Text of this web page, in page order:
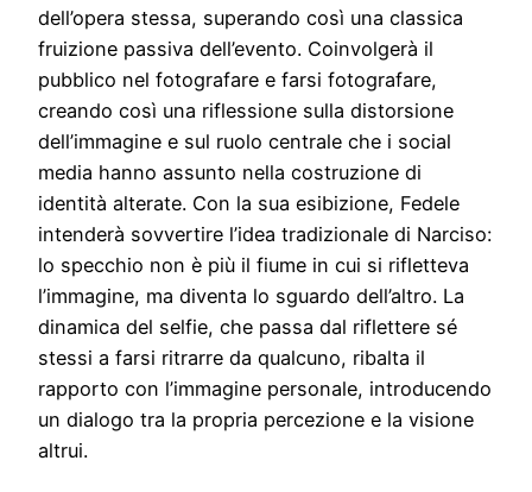
dell’opera stessa, superando così una classica
fruizione passiva dell’evento. Coinvolgerà il
pubblico nel fotografare e farsi fotografare,
creando così una riflessione sulla distorsione
dell’immagine e sul ruolo centrale che i social
media hanno assunto nella costruzione di
identità alterate. Con la sua esibizione, Fedele
intenderà sovvertire l’idea tradizionale di Narciso:
lo specchio non è più il fiume in cui si rifletteva
l’immagine, ma diventa lo sguardo dell’altro. La
dinamica del selfie, che passa dal riflettere sé
stessi a farsi ritrarre da qualcuno, ribalta il
rapporto con l’immagine personale, introducendo
un dialogo tra la propria percezione e la visione
altrui.